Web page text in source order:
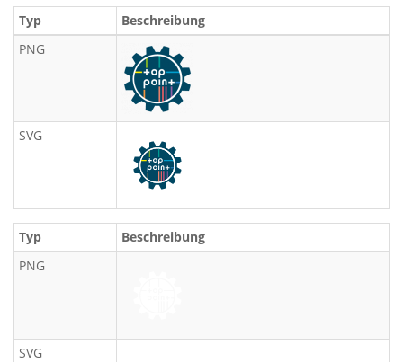
Typ
Beschreibung
PNG
SVG
Typ
Beschreibung
PNG
SVG